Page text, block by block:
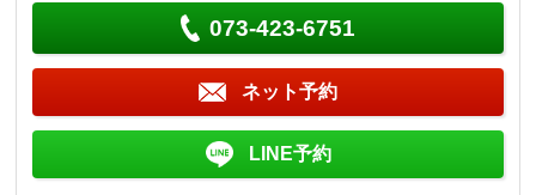
073-423-6751
ネット予約
LINE予約